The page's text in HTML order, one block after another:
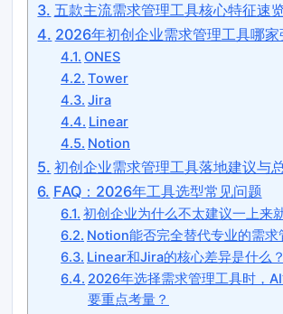
五款主流需求管理工具核心特征速
2026年初创企业需求管理工具哪家
ONES
Tower
Jira
Linear
Notion
初创企业需求管理工具落地建议与
FAQ：2026年工具选型常见问题
初创企业为什么不太建议一上来
Notion能否完全替代专业的需求
Linear和Jira的核心差异是什么？
2026年选择需求管理工具时，
要重点考量？